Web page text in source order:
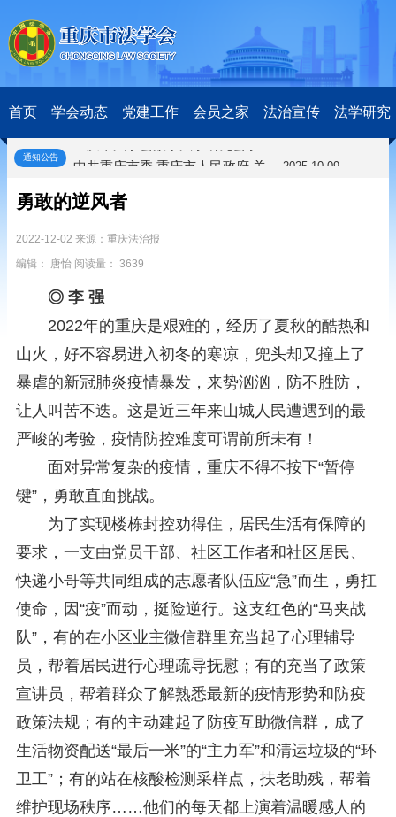
首页 学会动态 党建工作 会员之家 法治宣传 法学研究
通知公告
关于开展第十一届“全国杰出青年法学家”评选表彰活动的通知 2026-03-18
研究阐释党的二十届四中全会和中央全面依法治国工作会议精神专项课题立项公示公告 2026-02-28
第七届“中国—东盟法治论坛”11月20日至22日在渝举办2025-11-18
重庆市法学会数字法学研究会学术年会拟于11月14日召开 2025-10-28
2025-10-09
征稿启事
关于开展“2025年青年普法志愿者法治文化基层行”活动的通知 2025-04-22
会议预告 | 中国法学会法学期刊研究会2025年年会将在重庆召开 2025-03-12
关于开展第十一届“全国杰出青年法学家”评选表彰活动的通知 2026-03-18
关于研究阐释党的二十届四中全会和中央全面依法治国工作会议精神专项课题申报工作的通知 2025-12-07
第七届“中国—东盟法治论坛”11月20日至22日在渝举办2025-11-18
重庆市法学会数字法学研究会学术年会拟于11月14日召开 2025-10-28
关于学习运用普法专栏节目《说法》的通知 2025-09-08
第二十届西部法治论坛暨法治宁夏论坛拟获奖论文公示 2025-09-07
征稿启事
中国法学会2025年度部级法学研究课题立项公告 2025-07-20
中国法学会2025年度部级法学研究课题立项公示公告 2025-07-08
重庆市法学会第五期法学研究立项课题名单公布 2025-05-20
关于开展“2025年青年普法志愿者法治文化基层行”活动的通知
会议预告 | 中国法学会法学期刊研究会2025年年会将在重庆召开 2025-03-12
勇敢的逆风者
2022-12-02 来源：重庆法治报
编辑： 唐怡 阅读量： 3639
◎ 李 强
2022年的重庆是艰难的，经历了夏秋的酷热和
山火，好不容易进入初冬的寒凉，兜头却又撞上了
暴虐的新冠肺炎疫情暴发，来势汹汹，防不胜防，
让人叫苦不迭。这是近三年来山城人民遭遇到的最
严峻的考验，疫情防控难度可谓前所未有！
面对异常复杂的疫情，重庆不得不按下“暂停
键”，勇敢直面挑战。
为了实现楼栋封控劝得住，居民生活有保障的
要求，一支由党员干部、社区工作者和社区居民、
快递小哥等共同组成的志愿者队伍应“急”而生，勇扛
使命，因“疫”而动，挺险逆行。这支红色的“马夹战
队”，有的在小区业主微信群里充当起了心理辅导
员，帮着居民进行心理疏导抚慰；有的充当了政策
宣讲员，帮着群众了解熟悉最新的疫情形势和防疫
政策法规；有的主动建起了防疫互助微信群，成了
生活物资配送“最后一米”的“主力军”和清运垃圾的“环
卫工”；有的站在核酸检测采样点，扶老助残，帮着
维护现场秩序……他们的每天都上演着温暖感人的